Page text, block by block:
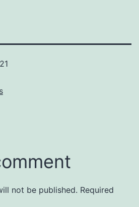
not be published. Required